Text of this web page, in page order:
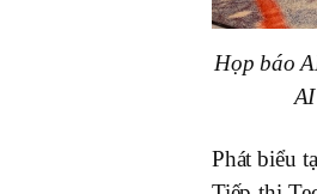
Họp báo
Phát biểu